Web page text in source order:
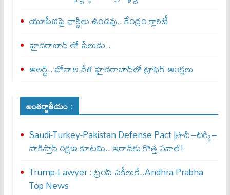
యూపీఐపై ఛార్జీలు ఉండవు.. కేంద్రం క్లారిటీ
హైదరాబాద్ లో పేలుడు..
అలర్ట్‌.. బోనాల వేళ హైదరాబాద్‌లో ట్రాఫిక్‌ ఆంక్షలు
అంతర్జాతీయం :
Saudi-Turkey-Pakistan Defense Pact |సౌదీ–టర్కీ–
పాకిస్తాన్ రక్షణ కూటమి.. ఇరాన్‌కు కొత్త సవాల్!
Trump-Lawyer : ట్రంప్ వ‌కీలుకే..Andhra Prabha
Top News